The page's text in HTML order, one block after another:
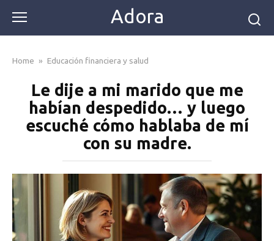
content
Adora
Home » Educación financiera y salud
Le dije a mi marido que me
habían despedido… y luego
escuché cómo hablaba de mí
con su madre.